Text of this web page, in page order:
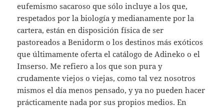
eufemismo sacaroso que sólo incluye a los que,
respetados por la biología y medianamente por la
cartera, están en disposición física de ser
pastoreados a Benidorm o los destinos más exóticos
que últimamente oferta el catálogo de Adineko o el
Imserso. Me refiero a los que son pura y
crudamente viejos o viejas, como tal vez nosotros
mismos el día menos pensado, y ya no pueden hacer
prácticamente nada por sus propios medios. En